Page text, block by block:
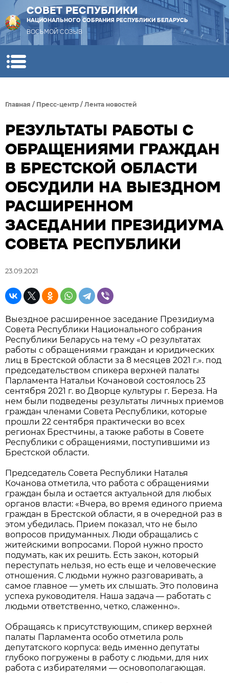
СОВЕТ РЕСПУБЛИКИ
НАЦИОНАЛЬНОГО СОБРАНИЯ РЕСПУБЛИКИ БЕЛАРУСЬ
ВОСЬМОЙ СОЗЫВ
Главная / Пресс-центр / Лента новостей
РЕЗУЛЬТАТЫ РАБОТЫ С
ОБРАЩЕНИЯМИ ГРАЖДАН
В БРЕСТСКОЙ ОБЛАСТИ
ОБСУДИЛИ НА ВЫЕЗДНОМ
РАСШИРЕННОМ
ЗАСЕДАНИИ ПРЕЗИДИУМА
СОВЕТА РЕСПУБЛИКИ
23.09.2021
Выездное расширенное заседание Президиума
Совета Республики Национального собрания
Республики Беларусь на тему «О результатах
работы с обращениями граждан и юридических
лиц в Брестской области за 8 месяцев 2021 г.». под
председательством спикера верхней палаты
Парламента Натальи Кочановой состоялось 23
сентября 2021 г. во Дворце культуры г. Береза. На
нем были подведены результаты личных приемов
граждан членами Совета Республики, которые
прошли 22 сентября практически во всех
регионах Брестчины, а также работы в Совете
Республики с обращениями, поступившими из
Брестской области.
Председатель Совета Республики Наталья
Кочанова отметила, что работа с обращениями
граждан была и остается актуальной для любых
органов власти: «Вчера, во время единого приема
граждан в Брестской области, я в очередной раз в
этом убедилась. Прием показал, что не было
вопросов придуманных. Люди обращались с
житейскими вопросами. Порой нужно просто
подумать, как их решить. Есть закон, который
переступать нельзя, но есть еще и человеческие
отношения. С людьми нужно разговаривать, а
самое главное — уметь их слышать. Это половина
успеха руководителя. Наша задача — работать с
людьми ответственно, четко, слаженно».
Обращаясь к присутствующим, спикер верхней
палаты Парламента особо отметила роль
депутатского корпуса: ведь именно депутаты
глубоко погружены в работу с людьми, для них
работа с избирателями — основополагающая.